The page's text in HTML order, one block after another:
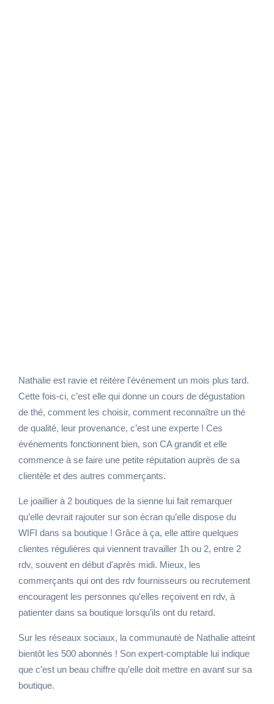
Nathalie est ravie et réitère l'événement un mois plus tard.
Cette fois-ci, c’est elle qui donne un cours de dégustation
de thé, comment les choisir, comment reconnaître un thé
de qualité, leur provenance, c’est une experte ! Ces
événements fonctionnent bien, son CA grandit et elle
commence à se faire une petite réputation auprès de sa
clientèle et des autres commerçants.
Le joaillier à 2 boutiques de la sienne lui fait remarquer
qu’elle devrait rajouter sur son écran qu’elle dispose du
WIFI dans sa boutique ! Grâce à ça, elle attire quelques
clientes régulières qui viennent travailler 1h ou 2, entre 2
rdv, souvent en début d'après midi. Mieux, les
commerçants qui ont des rdv fournisseurs ou recrutement
encouragent les personnes qu’elles reçoivent en rdv, à
patienter dans sa boutique lorsqu’ils ont du retard.
Sur les réseaux sociaux, la communauté de Nathalie atteint
bientôt les 500 abonnés ! Son expert-comptable lui indique
que c’est un beau chiffre qu’elle doit mettre en avant sur sa
boutique.